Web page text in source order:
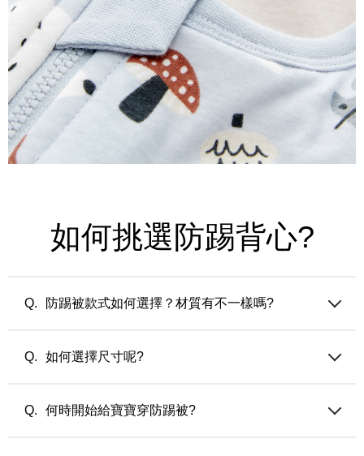
如何挑選防踢背心?
防踢被款式如何選擇？材質有不一樣嗎?
薄版 (50公克/平方米) — 適合夏天的冷氣房或微涼之忽冷忽熱
來使用
如何選擇尺寸呢?
尺寸建議選擇。
何時開始給寶寶穿防踢被?